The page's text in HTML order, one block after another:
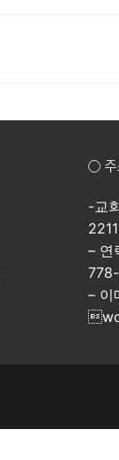
○ 주
-교
– 연
– 이